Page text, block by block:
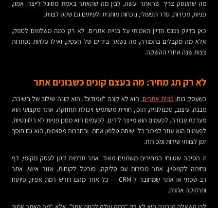
מה שהעסק צריך שהאתר יעשה, לבין מה שהאתר באמת מסוגל לייצר: אמון,
פניות, מכירות, סדר תפעולי, נוכחות מותגית ולעיתים גם שקט לצוות.
כאן בדיוק נכנס הדיון האמיתי על בניית אתרים. לא רק כמה משלמים לספק,
אלא מה מקבלים בתמורה, מה נשאר בידיים של העסק, ואילו עלויות נסתרות
צצות שנה אחרי ההשקה.
לא רק תג מחיר: מה בעצם קונים כשבונים אתר
כשעסק בוחן בניית אתרים, הוא לא קונה “עמודים”. הוא קונה שילוב של חשיבה,
מבנה, עיצוב, טכנולוגיה, תוכן, חוויית משתמש ויכולת תחזוקה. אתר מקצועי הוא
מערכת עבודה. לפעמים הוא מייצר לידים. לפעמים הוא מסנן פניות לא רלוונטיות.
לפעמים הוא עוזר למכור בלי שיחת טלפון אחת. ובחברות מסוימות, הוא גם חוסך
זמן לצוותי שירות ומכירות.
זו הסיבה שטווחי המחירים משתנים מאוד. אתר תדמית קטן לעסק מקומי, דף
נחיתה לקמפיין, אתר מכירות עם סליקה, פורטל לקוחות, אזור אישי, אתר
רב-שפתי או אתר שמחובר ל-CRM — כל אחד מהם דורש רמת אפיון, פיתוח
ותחזוקה אחרת.